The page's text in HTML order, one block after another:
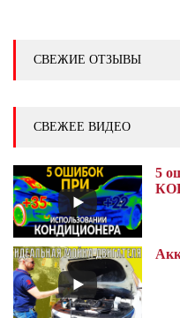
СВЕЖИЕ ОТЗЫВЫ
СВЕЖЕЕ ВИДЕО
5